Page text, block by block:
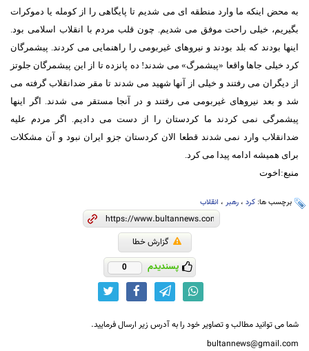
به محض اینکه ما وارد منطقه ای می شدیم تا پایگاهی را از کومله یا دموکرات
بگیریم، خیلی راحت موفق می شدیم. چون قلب مردم با انقلاب اسلامی بود.
اینها بودند که بلد بودند و نیروهای غیربومی را راهنمایی می کردند. پیشمرگان
کرد خیلی جاها واقعا «پیشمرگ» می شدند! ده پانزده تا از این پیشمرگان جلوتز
از دیگران می رفتند و خیلی از آنها شهید می شدند تا مقر ضدانقلاب گرفته می
شد و بعد نیروهای غیربومی می رفتند و در آنجا مستقر می شدند. اگر اینها
پیشمرگی نمی کردند ما کردستان را از دست می دادیم. اگر مردم علیه
ضدانقلاب وارد نمی شدند قطعا الان کردستان جزو ایران نبود و آن مشکلات
برای همیشه ادامه پیدا می کرد.
منبع:اخوت
برچسب ها: کرد ، رهبر ، انقلاب
گزارش خطا
پسندیدم 0
شما می توانید مطالب و تصاویر خود را به آدرس زیر ارسال فرمایید.
bultannews@gmail.com